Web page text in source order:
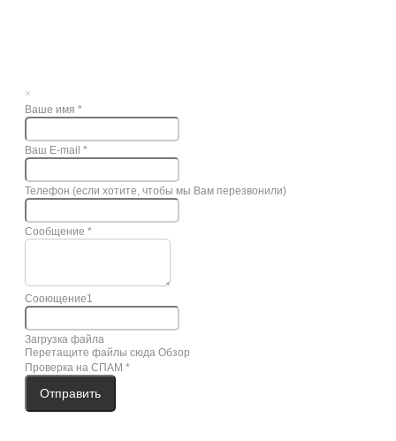
×
Ваше имя *
Ваш E-mail *
Телефон (если хотите, чтобы мы Вам перезвонили)
Сообщение *
Сооющение1
Загрузка файла
Перетащите файлы сюда Обзор
Проверка на СПАМ *
Отправить